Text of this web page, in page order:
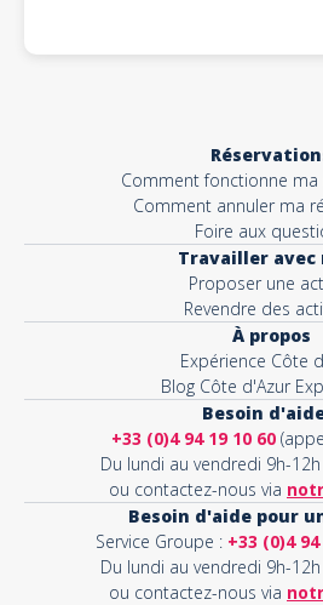
Comment fonctionne ma
Comment annuler ma
Foire aux
Travailler avec
Proposer une
Revendre des
À propos
Expérience Côte
Blog Côte d'Azur
Besoin
+33 (0)4 94 19 10 60
Du lundi au vendredi 9h-
ou contactez-nous via
Besoin d'aide pour
Service Groupe : +33 (0)4
Du lundi au vendredi 9h-
ou contactez-nous via